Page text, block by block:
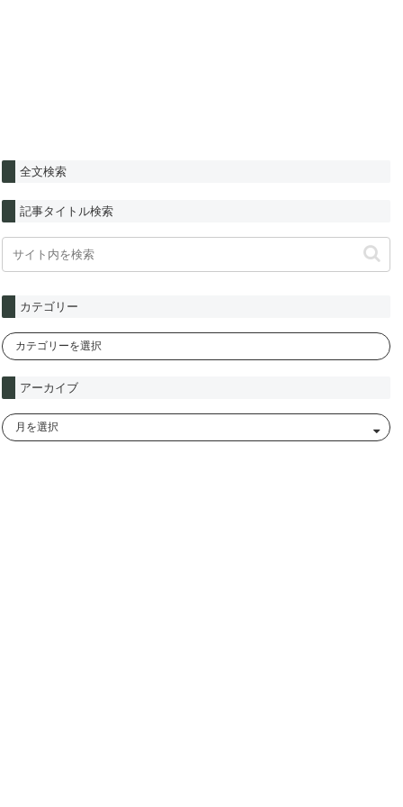
全文検索
記事タイトル検索
カテゴリー
アーカイブ